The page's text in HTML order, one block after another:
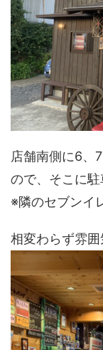
店舗南側に6、
ので、そこに駐
※隣のセブンイ
相変わらず雰囲